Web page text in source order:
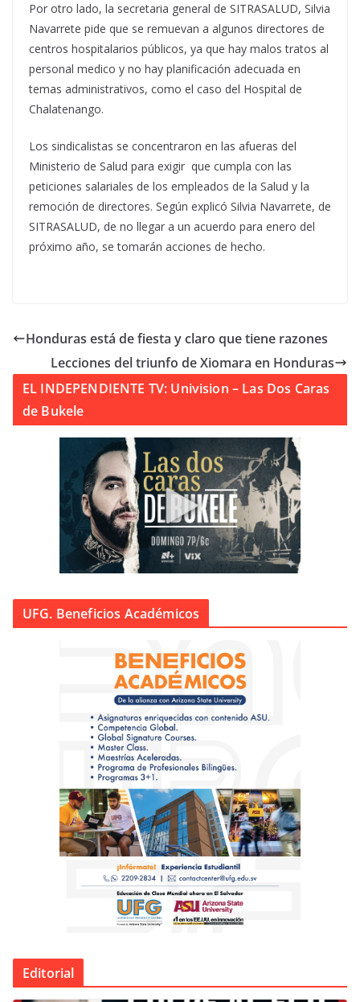
Por otro lado, la secretaria general de SITRASALUD, Silvia
Navarrete pide que se remuevan a algunos directores de
centros hospitalarios públicos, ya que hay malos tratos al
personal medico y no hay planificación adecuada en
temas administrativos, como el caso del Hospital de
Chalatenango.
Los sindicalistas se concentraron en las afueras del
Ministerio de Salud para exigir que cumpla con las
peticiones salariales de los empleados de la Salud y la
remoción de directores. Según explicó Silvia Navarrete, de
SITRASALUD, de no llegar a un acuerdo para enero del
próximo año, se tomarán acciones de hecho.
Honduras está de fiesta y claro que tiene razones
Lecciones del triunfo de Xiomara en Honduras
EL INDEPENDIENTE TV: Univision – Las Dos Caras
de Bukele
UFG. Beneficios Académicos
Editorial